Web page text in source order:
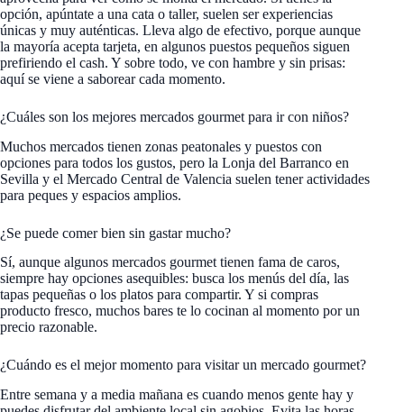
opción, apúntate a una cata o taller, suelen ser experiencias
únicas y muy auténticas. Lleva algo de efectivo, porque aunque
la mayoría acepta tarjeta, en algunos puestos pequeños siguen
prefiriendo el cash. Y sobre todo, ve con hambre y sin prisas:
aquí se viene a saborear cada momento.
¿Cuáles son los mejores mercados gourmet para ir con niños?
Muchos mercados tienen zonas peatonales y puestos con
opciones para todos los gustos, pero la Lonja del Barranco en
Sevilla y el Mercado Central de Valencia suelen tener actividades
para peques y espacios amplios.
¿Se puede comer bien sin gastar mucho?
Sí, aunque algunos mercados gourmet tienen fama de caros,
siempre hay opciones asequibles: busca los menús del día, las
tapas pequeñas o los platos para compartir. Y si compras
producto fresco, muchos bares te lo cocinan al momento por un
precio razonable.
¿Cuándo es el mejor momento para visitar un mercado gourmet?
Entre semana y a media mañana es cuando menos gente hay y